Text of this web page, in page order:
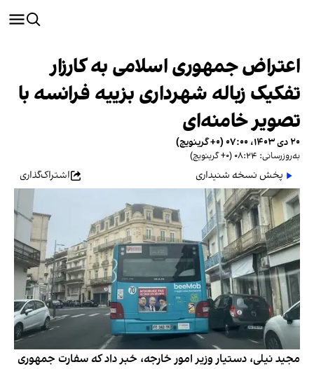
اعتراض جمهوری اسلامی به کارزار
تفکیک زباله شهرداری بزییه فرانسه با
تصویر خامنه‌ای
۲۰ دی ۱۴۰۳، ۰۷:۰۰ (‎+۰ گرینویچ)
به‌روزرسانی: ۰۸:۲۴ (‎+۰ گرینویچ)
پخش نسخه شنیداری اشتراک‌گذاری
مجید نیلی، دستیار وزیر امور خارجه، خبر داد که سفارت جمهوری